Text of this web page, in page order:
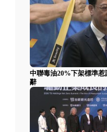
中聯毒油20%下架標準
辭